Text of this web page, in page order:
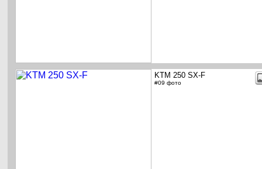
KTM 250 SX-F
#09 фото